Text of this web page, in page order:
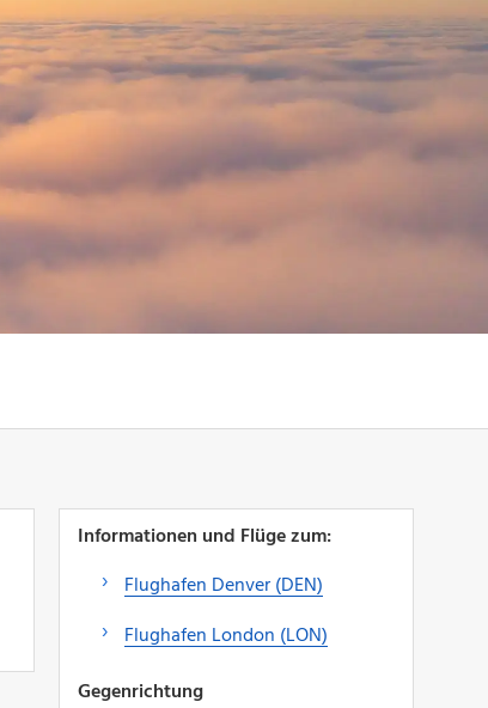
Informationen und Flüge zum:
Flughafen Denver (DEN)
Flughafen London (LON)
Gegenrichtung